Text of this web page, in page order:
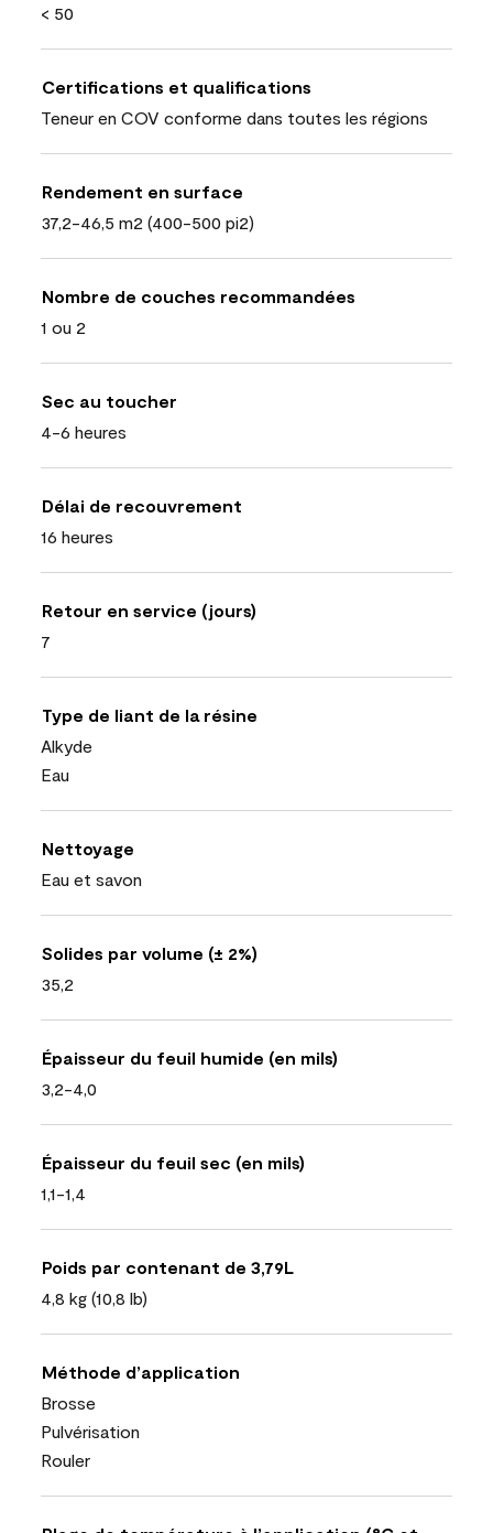
< 50
Certifications et qualifications
Teneur en COV conforme dans toutes les régions
Rendement en surface
37,2-46,5 m2 (400-500 pi2)
Nombre de couches recommandées
1 ou 2
Sec au toucher
4-6 heures
Délai de recouvrement
16 heures
Retour en service (jours)
7
Type de liant de la résine
Alkyde
Eau
Nettoyage
Eau et savon
Solides par volume (± 2%)
35,2
Épaisseur du feuil humide (en mils)
3,2-4,0
Épaisseur du feuil sec (en mils)
1,1-1,4
Poids par contenant de 3,79L
4,8 kg (10,8 lb)
Méthode d’application
Brosse
Pulvérisation
Rouler